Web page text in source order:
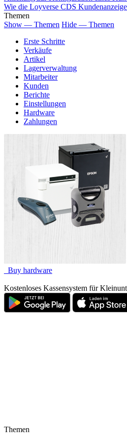
Wie die Loyverse CDS
Themen
Show — Themen Hide — Themen
Erste Schritte
Verkäufe
Artikel
Lagerverwaltung
Mitarbeiter
Kunden
Berichte
Einstellungen
Hardware
Zahlungen
Buy hardware
Kostenloses Kassensystem für
Themen